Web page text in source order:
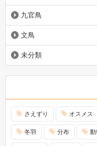
九官鳥
文鳥
未分類
さえずり オスメス
冬羽 分布